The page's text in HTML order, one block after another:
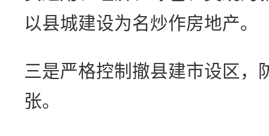
以县城建设为名炒作房地产。
三是严格控制撤县建市设区，
张。